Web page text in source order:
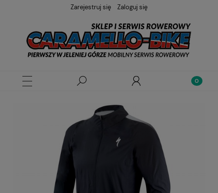
Zarejestruj się Zaloguj się